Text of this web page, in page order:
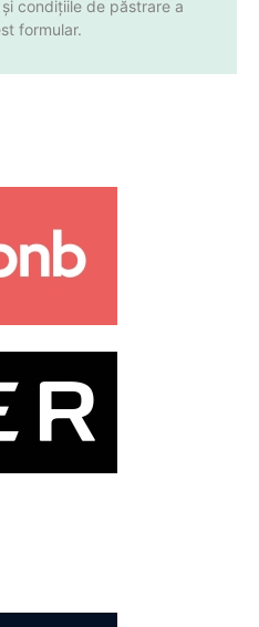
condițiile de păstrare a
formular.